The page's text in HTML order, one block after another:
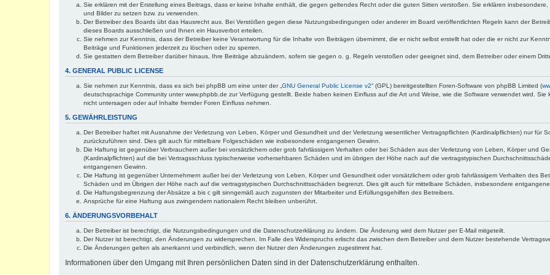
Sie erklären mit der Erstellung eines Beitrags, dass er keine Inhalte enthält, die gegen geltendes Recht oder die guten Sitten verstoßen. Sie erklären
und Bilder zu setzen bzw. zu verwenden.
Der Betreiber des Boards übt das Hausrecht aus. Bei Verstößen gegen diese Nutzungsbedingungen oder anderer im Board veröffentlichten Regeln kann der
dieses Boards ausschließen und Ihnen ein Hausverbot erteilen.
Sie nehmen zur Kenntnis, dass der Betreiber keine Verantwortung für die Inhalte von Beiträgen übernimmt, die er nicht selbst erstellt hat oder die er nicht zur
Beiträge und Funktionen jederzeit zu löschen oder zu sperren.
Sie gestatten dem Betreiber darüber hinaus, Ihre Beiträge abzuändern, sofern sie gegen o. g. Regeln verstoßen oder geeignet sind, dem Betreiber oder einem
4. GENERAL PUBLIC LICENSE
Sie nehmen zur Kenntnis, dass es sich bei phpBB um eine unter der „ GNU General Public License v2“ (GPL) bereitgestellten Foren-Software von phpBB Limited (
deutschsprachige Community unter www.phpbb.de zur Verfügung gestellt. Beide haben keinen Einfluss auf die Art und Weise, wie die Software verwendet wird.
nicht untersagen oder auf Inhalte fremder Foren Einfluss nehmen.
5. GEWÄHRLEISTUNG
Der Betreiber haftet mit Ausnahme der Verletzung von Leben, Körper und Gesundheit und der Verletzung wesentlicher Vertragspflichten (Kardinalpflichten) nur für
zurückzuführen sind. Dies gilt auch für mittelbare Folgeschäden wie insbesondere entgangenen Gewinn.
Die Haftung ist gegenüber Verbrauchern außer bei vorsätzlichem oder grob fahrlässigem Verhalten oder bei Schäden aus der Verletzung von Leben, Körper und
(Kardinalpflichten) auf die bei Vertragsschluss typischerweise vorhersehbaren Schäden und im übrigen der Höhe nach auf die vertragstypischen
entgangenen Gewinn.
Die Haftung ist gegenüber Unternehmern außer bei der Verletzung von Leben, Körper und Gesundheit oder vorsätzlichem oder grob fahrlässigem Verhalten des
Schäden und im Übrigen der Höhe nach auf die vertragstypischen Durchschnittsschäden begrenzt. Dies gilt auch für mittelbare Schäden, insbesondere
Die Haftungsbegrenzung der Absätze a bis c gilt sinngemäß auch zugunsten der Mitarbeiter und Erfüllungsgehilfen des Betreibers.
Ansprüche für eine Haftung aus zwingendem nationalem Recht bleiben unberührt.
6. ÄNDERUNGSVORBEHALT
Der Betreiber ist berechtigt, die Nutzungsbedingungen und die Datenschutzerklärung zu ändern. Die Änderung wird dem Nutzer per E-Mail mitgeteilt.
Der Nutzer ist berechtigt, den Änderungen zu widersprechen. Im Falle des Widerspruchs erlischt das zwischen dem Betreiber und dem Nutzer bestehende
Die Änderungen gelten als anerkannt und verbindlich, wenn der Nutzer den Änderungen zugestimmt hat.
Informationen über den Umgang mit Ihren persönlichen Daten sind in der Datenschutzerklärung enthalten.